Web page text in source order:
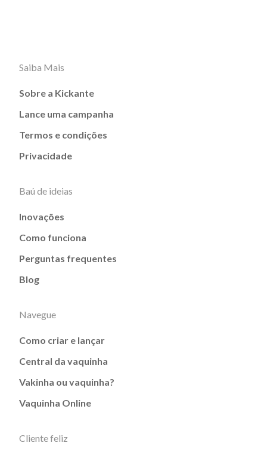
Saiba Mais
Sobre a Kickante
Lance uma campanha
Termos e condições
Privacidade
Baú de ideias
Inovações
Como funciona
Perguntas frequentes
Blog
Navegue
Como criar e lançar
Central da vaquinha
Vakinha ou vaquinha?
Vaquinha Online
Cliente feliz